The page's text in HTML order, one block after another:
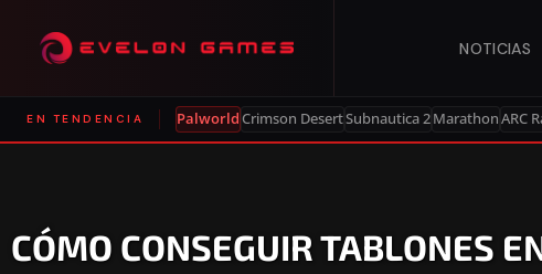
NOTICIAS
EN TENDENCIA PalworldCrimson DesertSubnautica 2MarathonARC
CÓMO CONSEGUIR TABLONES